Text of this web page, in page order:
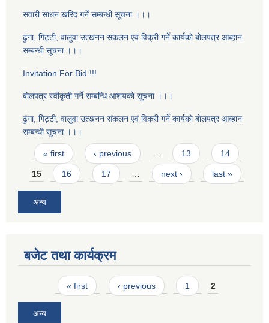
सवारी साधन खरिद गर्ने सम्बन्धी सूचना ।।।
ढुंगा, गिट्टी, वालुवा उत्खनन संकलन एवं विक्री गर्ने कार्यकाे बाेलपत्र आब्हान
सम्बन्धी सूचना ।।।
Invitation For Bid !!!
बाेलपत्र स्वीकृती गर्ने सम्बन्धि आशयकाे सूचना ।।।
ढुंगा, गिट्टी, वालुवा उत्खनन संकलन एवं विक्री गर्ने कार्यकाे बाेलपत्र आब्हान
सम्बन्धी सूचना ।।।
Pages
« first ‹ previous … 13 14
15 16 17 … next › last »
अन्य
बजेट तथा कार्यक्रम
Pages« first ‹ previous 1 2
अन्य